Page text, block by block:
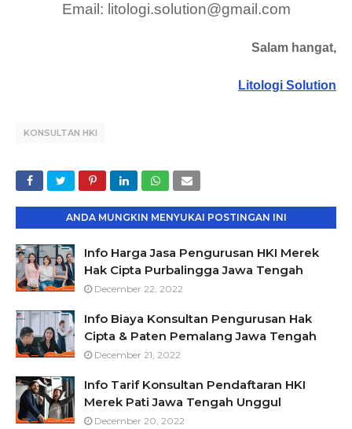
Email: litologi.solution@gmail.com
Salam hangat,
Litologi Solution
KONSULTAN HKI
ANDA MUNGKIN MENYUKAI POSTINGAN INI
Info Harga Jasa Pengurusan HKI Merek
Hak Cipta Purbalingga Jawa Tengah
December 22, 2022
Info Biaya Konsultan Pengurusan Hak
Cipta & Paten Pemalang Jawa Tengah
December 21, 2022
Info Tarif Konsultan Pendaftaran HKI
Merek Pati Jawa Tengah Unggul
December 20, 2022